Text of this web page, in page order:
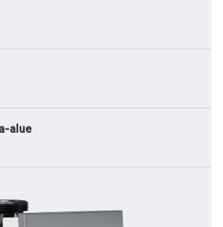
alue